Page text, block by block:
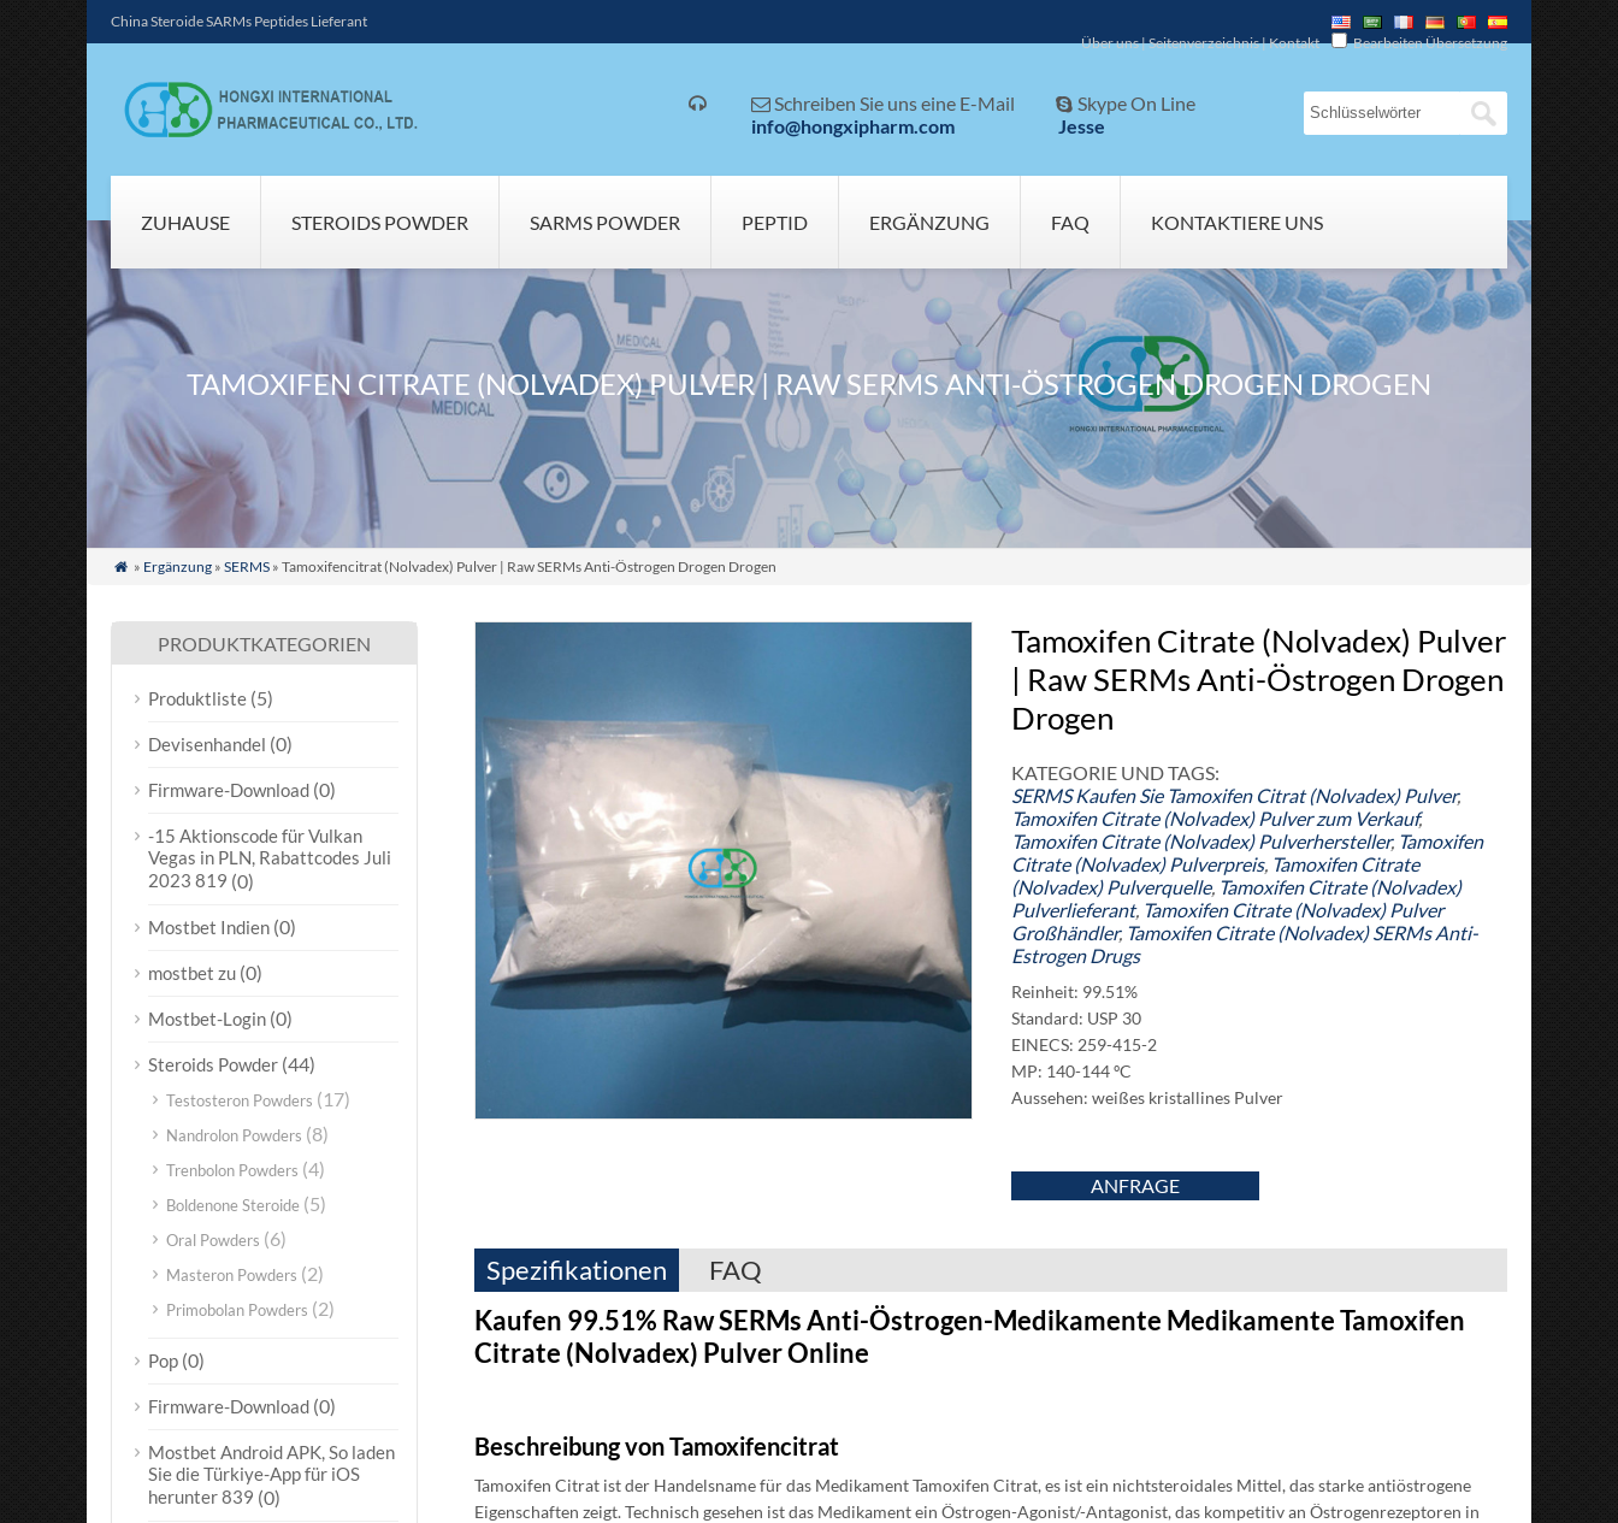
China Steroide SARMs Peptides Lieferant
Über uns|Seitenverzeichnis|Kontakt Bearbeiten Übersetzung
 Schreiben Sie uns eine E-Mail
info@hongxipharm.com
 Skype On Line
Jesse
ZUHAUSE STEROIDS POWDER SARMS POWDER PEPTID ERGÄNZUNG FAQ KONTAKTIERE UNS
TAMOXIFEN CITRATE (NOLVADEX) PULVER | RAW SERMS ANTI-ÖSTROGEN DROGEN DROGEN
 » Ergänzung» SERMS» Tamoxifencitrat (Nolvadex) Pulver | Raw SERMs Anti-Östrogen Drogen Drogen
Tamoxifen Citrate (Nolvadex) Pulver
| Raw SERMs Anti-Östrogen Drogen
Drogen
KATEGORIE UND TAGS:
SERMS Kaufen Sie Tamoxifen Citrat (Nolvadex) Pulver,
Tamoxifen Citrate (Nolvadex) Pulver zum Verkauf,
Tamoxifen Citrate (Nolvadex) Pulverhersteller, Tamoxifen
Citrate (Nolvadex) Pulverpreis, Tamoxifen Citrate
(Nolvadex) Pulverquelle, Tamoxifen Citrate (Nolvadex)
Pulverlieferant, Tamoxifen Citrate (Nolvadex) Pulver
Großhändler, Tamoxifen Citrate (Nolvadex) SERMs Anti-
Estrogen Drugs
Reinheit: 99.51%
Standard: USP 30
EINECS: 259-415-2
MP: 140-144 ºC
Aussehen: weißes kristallines Pulver
ANFRAGE
Spezifikationen
FAQ
Kaufen 99.51% Raw SERMs Anti-Östrogen-Medikamente Medikamente Tamoxifen
Citrate (Nolvadex) Pulver Online
Beschreibung von Tamoxifencitrat
Tamoxifen Citrat ist der Handelsname für das Medikament Tamoxifen Citrat, es ist ein nichtsteroidales Mittel, das starke antiöstrogene
Eigenschaften zeigt. Technisch gesehen ist das Medikament ein Östrogen-Agonist/-Antagonist, das kompetitiv an Östrogenrezeptoren in
PRODUKTKATEGORIEN
Produktliste (5)
Devisenhandel (0)
Firmware-Download (0)
-15 Aktionscode für Vulkan
Vegas in PLN, Rabattcodes Juli
2023 819 (0)
Mostbet Indien (0)
mostbet zu (0)
Mostbet-Login (0)
Steroids Powder (44)
Testosteron Powders (17)
Nandrolon Powders (8)
Trenbolon Powders (4)
Boldenone Steroide (5)
Oral Powders (6)
Masteron Powders (2)
Primobolan Powders (2)
Pop (0)
Firmware-Download (0)
Mostbet Android APK, So laden
Sie die Türkiye-App für iOS
herunter 839 (0)